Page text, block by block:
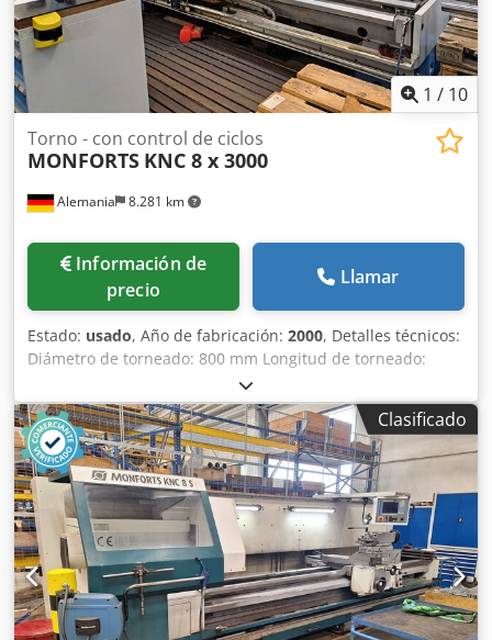
1 / 10
Alemania 8.281 km
Torno - con control de ciclos
MONFORTS KNC 8 x 3000
Información de
precio
Llamar
Estado: usado, Año de fabricación: 2000, Detalles técnicos:
Diámetro de torneado: 800 mm Longitud de torneado:
2965 mm Máx. diámetro de torneado sobre carro
transversal: 520 mm Diámetro del agujero del husillo: 92
mm Rango de velocidad: 3 - 1800 rpm Cabezal del husillo:
Tamaño 11 Potencia total requerida: 37 kW Peso de la
máquina aprox.: 6,5 t Espacio requerido aprox.: 5,2 x 2,2 x
1,9 m Control de ciclos MTC K Dedpfx Asxxig Ush Iowa
Plato de tres garras ROTAS Ø 400 mm Plato frontal RÖHM
Ø 630 mm Portaherramientas cuádruple PARAT 1 luneta
fija Sistema de refrigeración y transportador de virutas
Clasificado